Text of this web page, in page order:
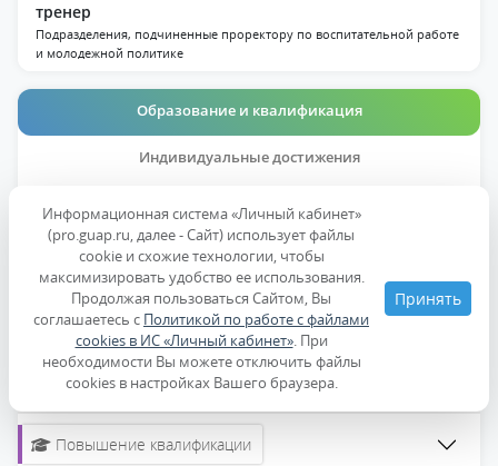
тренер
Подразделения, подчиненные проректору по воспитательной работе
и молодежной политике
Образование и квалификация
Индивидуальные достижения
Публикации
Дисциплины
Образование
Профессиональная переподготовка
Повышение квалификации
Информационная система «Личный кабинет»
(pro.guap.ru, далее - Сайт) использует файлы
cookie и схожие технологии, чтобы
максимизировать удобство ее использования.
Продолжая пользоваться Сайтом, Вы
соглашаетесь с Политикой по работе с файлами
cookies в ИС «Личный кабинет». При
необходимости Вы можете отключить файлы
cookies в настройках Вашего браузера.
Принять